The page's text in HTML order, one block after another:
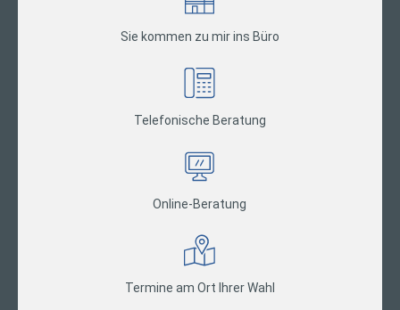
Sie kommen zu mir ins Büro
Telefonische Beratung
Online-Beratung
Termine am Ort Ihrer Wahl